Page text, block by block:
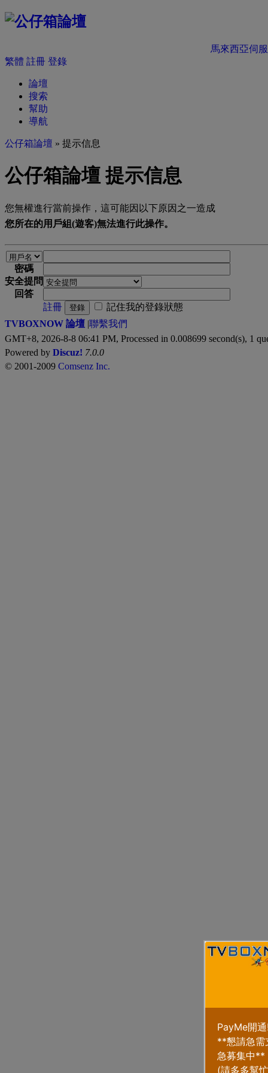
馬來西亞伺
繁體 註冊 登錄
論壇
搜索
幫助
導航
公仔箱論壇 » 提示信息
公仔箱論壇 提示信息
您無權進行當前操作，這可能因以下原因之一造成
您所在的用戶組(遊客)無法進行此操作。
密碼
安全提問
回答
註冊
登錄
記住我的登錄狀態
TVBOXNOW 論壇 |聯繫我們
GMT+8, 2026-8-8 06:41 PM, Processed in 0.008699 second(s), 1
Powered by Discuz! 7.0.0
© 2001-2009 Comsenz Inc.